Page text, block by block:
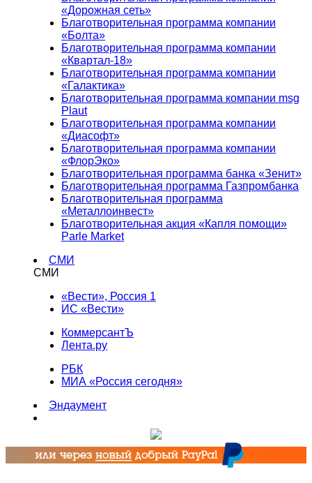
«Дорожная сеть»
Благотворительная программа компании
«Болта»
Благотворительная программа компании
«Квартал-18»
Благотворительная программа компании
«Галактика»
Благотворительная программа компании msg
Plaut
Благотворительная программа компании
«Диасофт»
Благотворительная программа компании
«ФлорЭко»
Благотворительная программа банка «Зенит»
Благотворительная программа Газпромбанка
Благотворительная программа
«Металлоинвест»
Благотворительная акция «Капля помощи»
Parle Market
СМИ
СМИ
«Вести», Россия 1
ИС «Вести»
КоммерсантЪ
Лента.ру
РБК
МИА «Россия сегодня»
Эндаумент